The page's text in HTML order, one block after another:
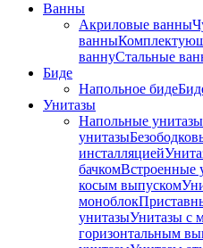
Ванны
Акриловые ванны
ванны
ваннуСтальные
Биде
Напольное биде
Унитазы
Напольные унитазы
унитазы
инсталляцией
бачкомВстроенные
косым выпуском
моноблок
унитазыУнитазы с
горизонтальным